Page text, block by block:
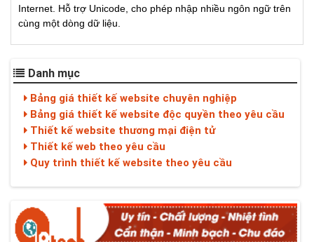
Internet. Hỗ trợ Unicode, cho phép nhập nhiều ngôn ngữ trên
cùng một dòng dữ liệu.
Danh mục
Bảng giá thiết kế website chuyên nghiệp
Bảng giá thiết kế website độc quyền theo yêu cầu
Thiết kế website thương mại điện tử
Thiết kế web theo yêu cầu
Quy trình thiết kế website theo yêu cầu